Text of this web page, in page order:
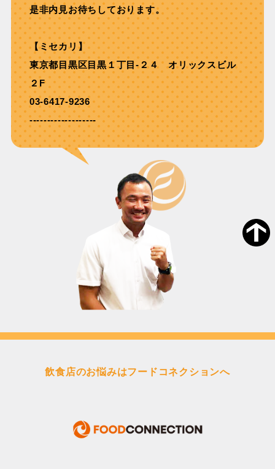
是非内見お待ちしております。
【ミセカリ】
東京都目黒区目黒１丁目-２４ オリックスビル
２F
03-6417-9236
-------------------
飲食店のお悩みはフードコネクションへ